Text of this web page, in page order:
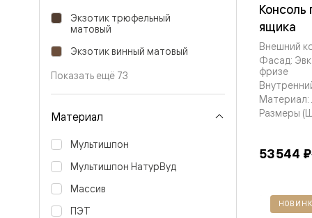
Вельвет
рифление
Рифт —
шпон
плавные
формы
Из
массива
Антик
Шарм
Эго
Из
Экзотик трюфельный
матовый
Экзотик винный матовый
Показать ещё 73
Материал
Мультишпон
Мультишпон НатурВуд
Массив
ПЭТ
ящика
Внешний
Фасад:
фризе
Материал:
Размеры
53 544 ₽